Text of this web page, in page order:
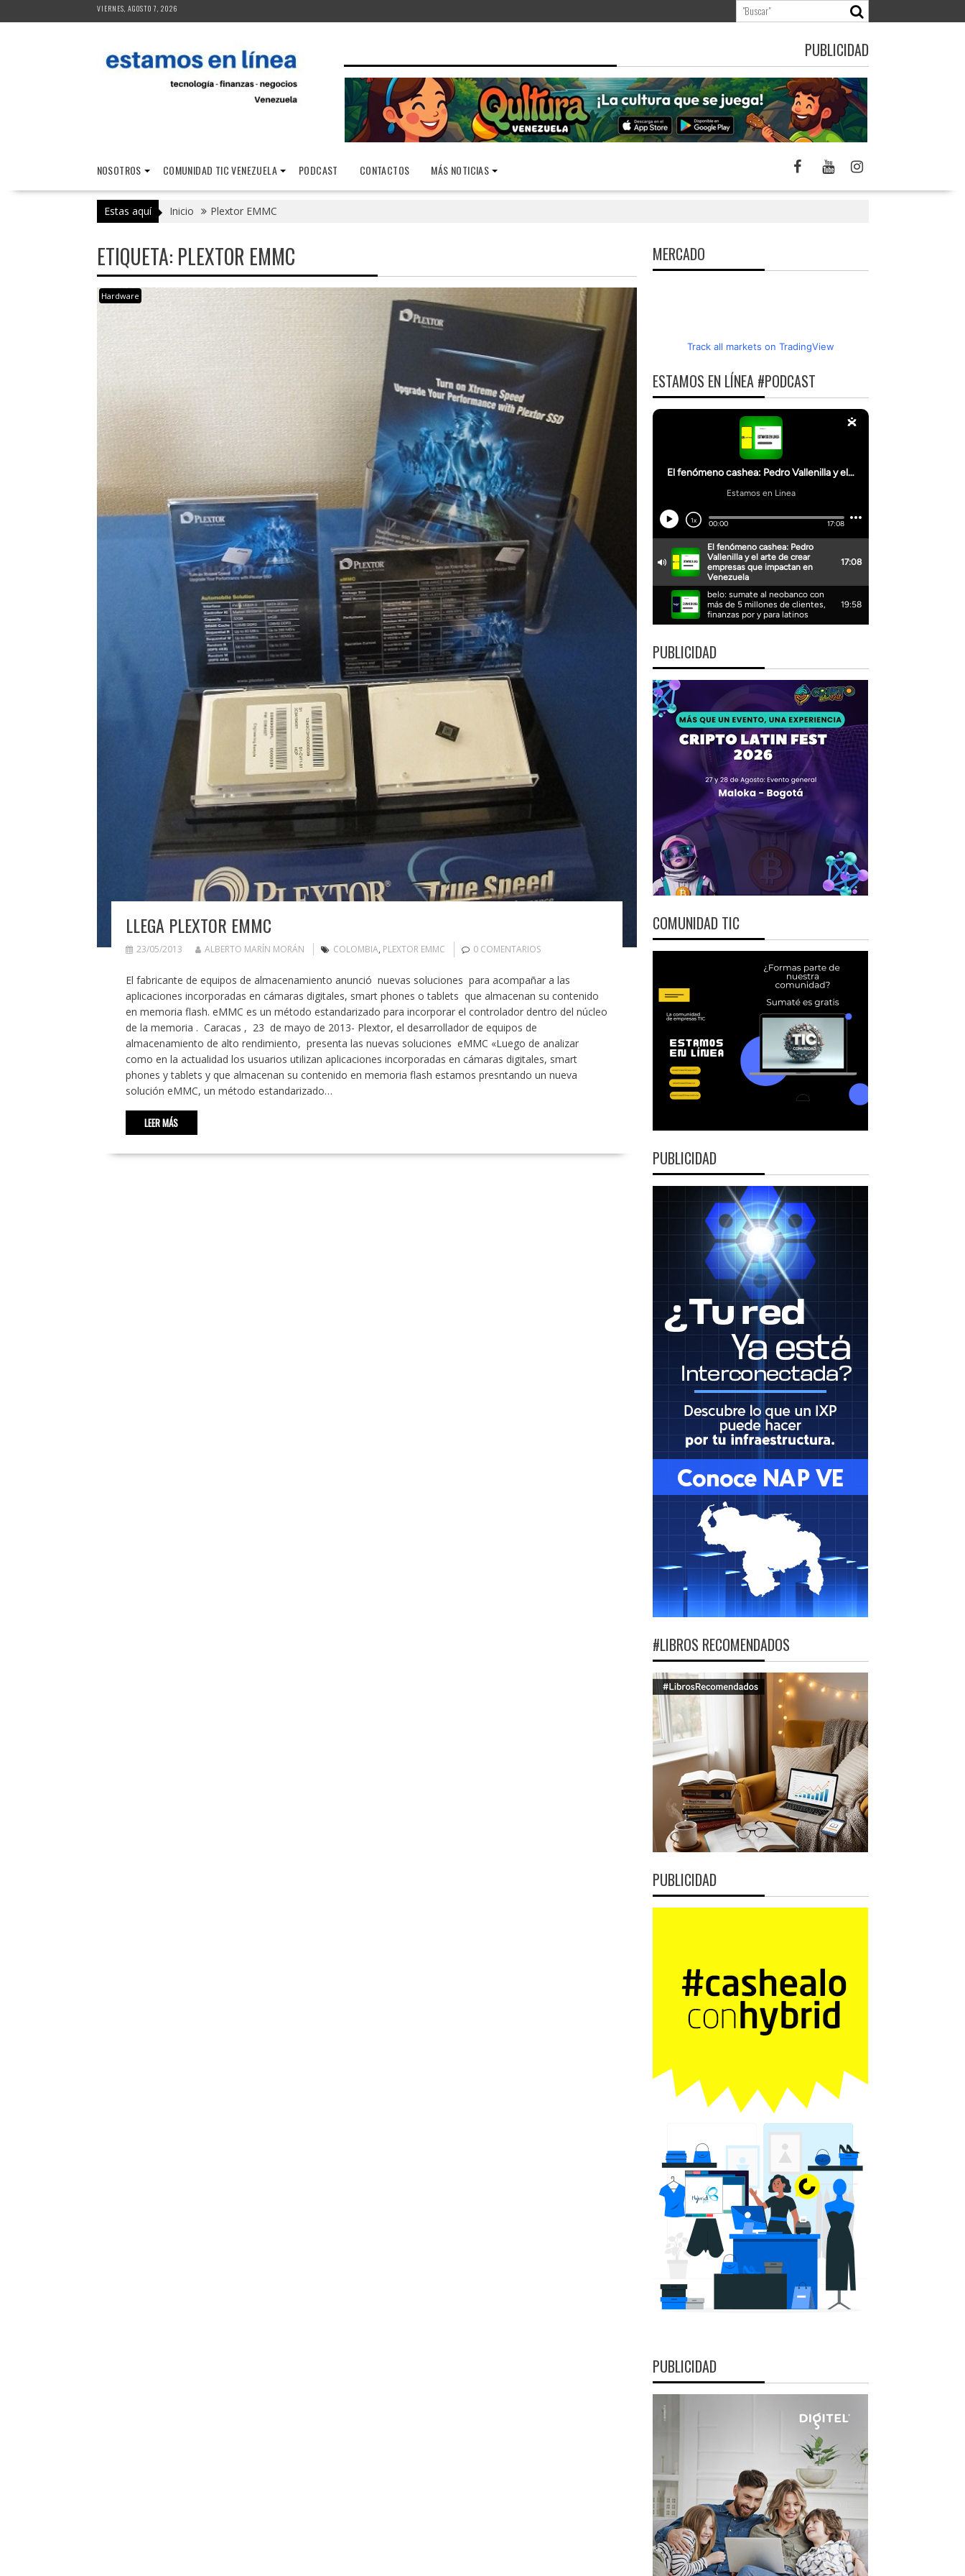
al
VIERNES, AGOSTO 7, 2026
PUBLICIDAD
NOSOTROS COMUNIDAD TIC VENEZUELA PODCAST CONTACTOS MÁS NOTICIAS
Estas aquí Inicio Plextor EMMC
ETIQUETA: PLEXTOR EMMC
Hardware
LLEGA PLEXTOR EMMC
23/05/2013 ALBERTO MARÍN MORÁN COLOMBIA, PLEXTOR EMMC 0 COMENTARIOS
El fabricante de equipos de almacenamiento anunció nuevas soluciones para acompañar a las
aplicaciones incorporadas en cámaras digitales, smart phones o tablets que almacenan su contenido
en memoria flash. eMMC es un método estandarizado para incorporar el controlador dentro del núcleo
de la memoria . Caracas , 23 de mayo de 2013- Plextor, el desarrollador de equipos de
almacenamiento de alto rendimiento, presenta las nuevas soluciones eMMC «Luego de analizar
como en la actualidad los usuarios utilizan aplicaciones incorporadas en cámaras digitales, smart
phones y tablets y que almacenan su contenido en memoria flash estamos presntando un nueva
solución eMMC, un método estandarizado…
LEER MÁS
MERCADO
Track all markets on TradingView
ESTAMOS EN LÍNEA #PODCAST
PUBLICIDAD
COMUNIDAD TIC
PUBLICIDAD
#LIBROS RECOMENDADOS
PUBLICIDAD
PUBLICIDAD